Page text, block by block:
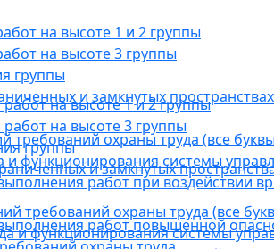
на высоте 1 и 2 группы
на высоте 3 группы
группы
и замкнутых пространствах
требований охраны труда (все
функционирования системы
работ при воздействии
работ повышенной
на высоте 1 и 2 группы
на высоте 3 группы
группы
и замкнутых
требований охраны труда (все
и функционирования системы